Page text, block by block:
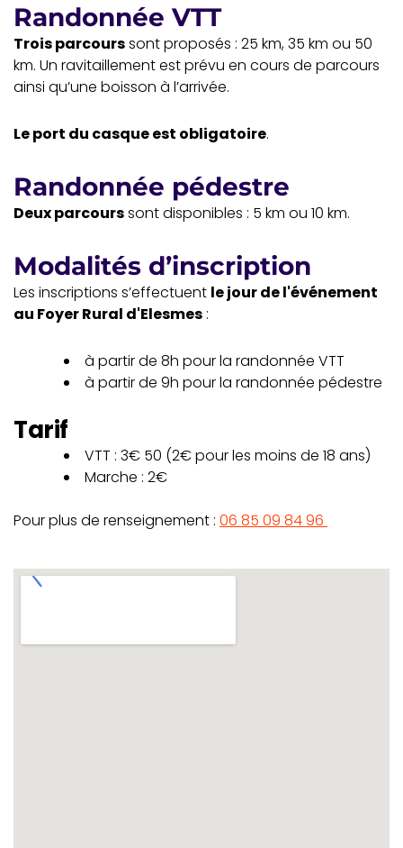
Randonnée VTT
Trois parcourssont proposés : 25 km, 35 km ou 50
km. Un ravitaillement est prévu en cours de parcours
ainsi qu’une boisson à l’arrivée.
Le port du casque est obligatoire.
Randonnée pédestre
Deux parcourssont disponibles : 5 km ou 10 km.
Modalités d’inscription
Les inscriptions s’effectuent le jour de l'événement
au Foyer Rural d'Elesmes :
à partir de 8h pour la randonnée VTT
à partir de 9h pour la randonnée pédestre
Tarif
VTT : 3€ 50 (2€ pour les moins de 18 ans)
Marche : 2€
Pour plus de renseignement : 06 85 09 84 96